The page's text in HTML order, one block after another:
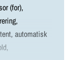
(for),
automatisk